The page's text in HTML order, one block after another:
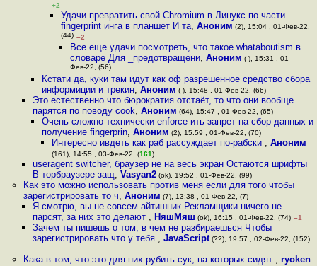
+2
Удачи превратить свой Chromium в Линукс по части
fingerprint инга в планшет И та, Аноним (2), 15:04 , 01-Фев-22,
(44) –2
Все еще удачи посмотреть, что такое whataboutism в
словаре Для _предотвращени,Аноним (-), 15:31 , 01-
Фев-22, (56)
Кстати да, куки там идут как оф разрешенное средство сбора
информиции и трекин,Аноним (-), 15:48 , 01-Фев-22, (66)
Это естественно что бюрократия отстаёт, то что они вообще
парятся по поводу cook, Аноним (64), 15:47 , 01-Фев-22, (65)
Очень сложно технически enforce ить запрет на сбор данных и
получение fingerprin,Аноним (2), 15:59 , 01-Фев-22, (70)
Интересно ивдеть как раб рассуждает по-рабски , Аноним
(161), 14:55 , 03-Фев-22, (161)
useragent switcher, браузер не на весь экран Остаются шрифты
В торбраузере защ, Vasyan2(ok), 19:52 , 01-Фев-22, (99)
Как это можно использовать против меня если для того чтобы
зарегистрировать то ч, Аноним (7), 13:38 , 01-Фев-22, (7)
Я смотрю, вы не совсем айтишник Рекламщики ничего не
парсят, за них это делают , НяшМяш (ok), 16:15 , 01-Фев-22, (74) –1
Зачем ты пишешь о том, в чем не разбираешься Чтобы
зарегистрировать что у тебя , JavaScript(??), 19:57 , 02-Фев-22, (152)
Кака в том, что это для них рубить сук, на которых сидят , ryoken